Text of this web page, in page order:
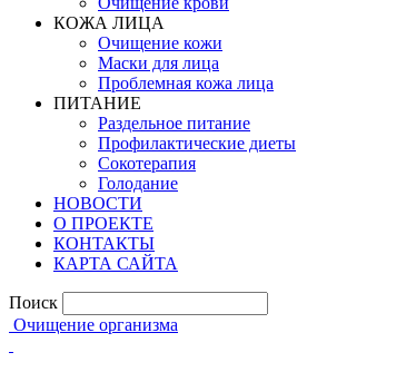
КОЖА ЛИЦА
Очищение кожи
Маски для лица
Проблемная кожа лица
ПИТАНИЕ
Раздельное питание
Профилактические диеты
Сокотерапия
Голодание
НОВОСТИ
О ПРОЕКТЕ
КОНТАКТЫ
КАРТА САЙТА
Поиск
Очищение организма